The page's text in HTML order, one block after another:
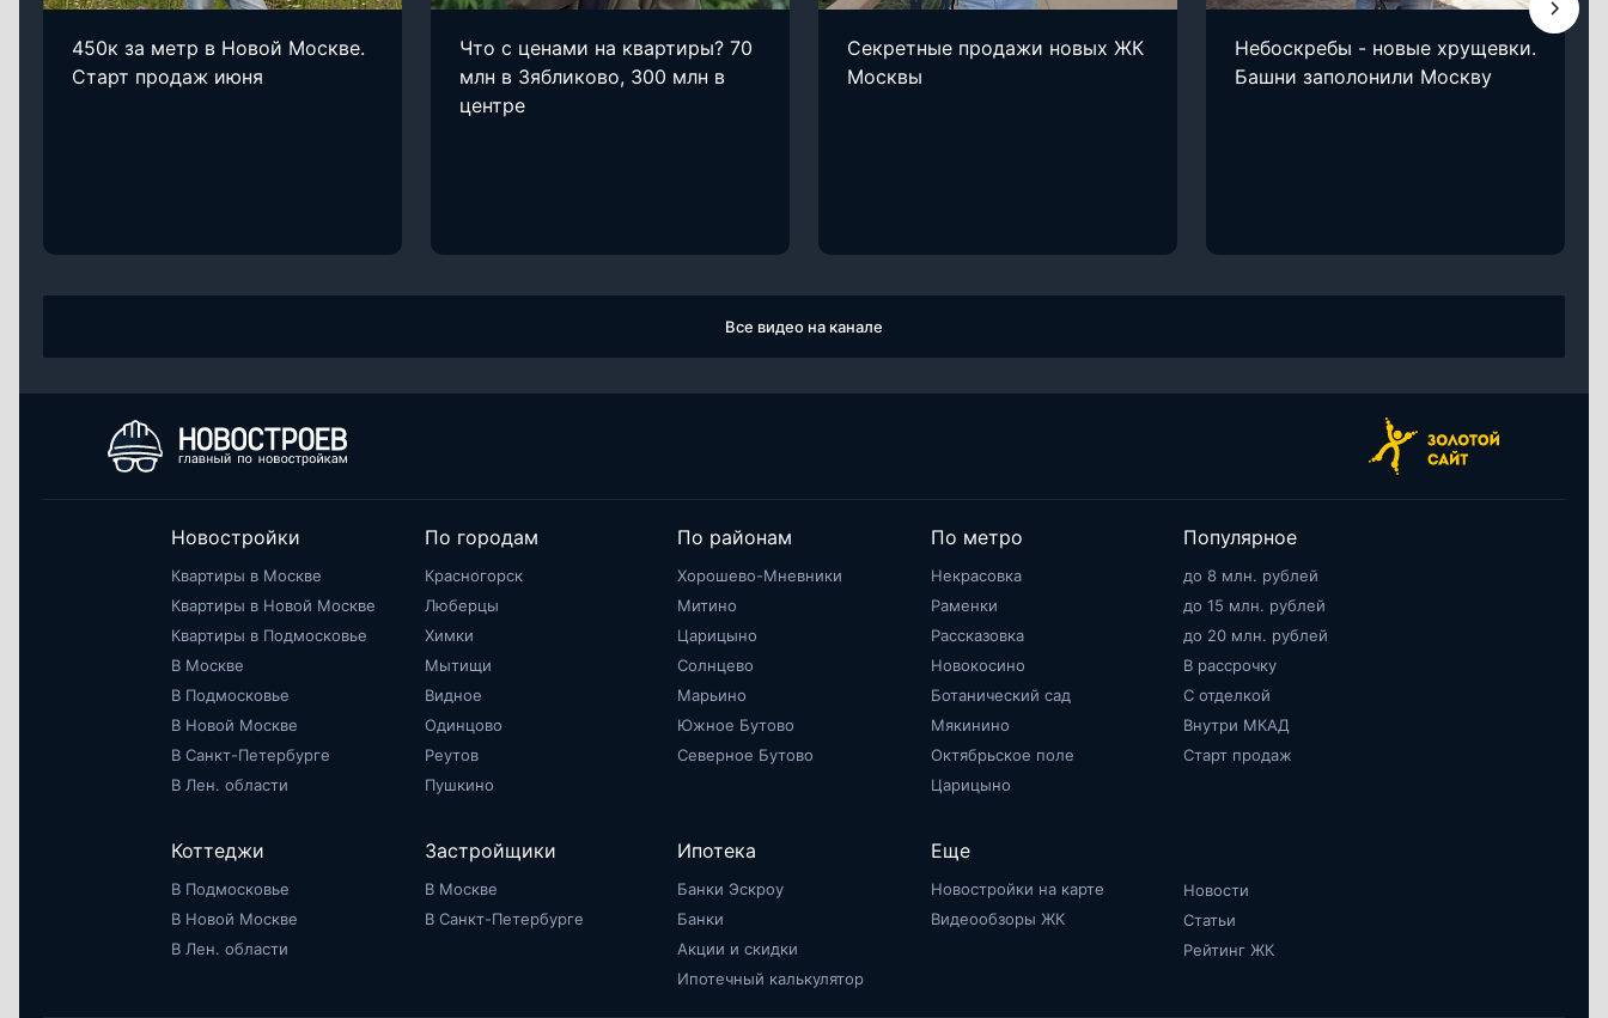
450к за метр в Новой Москве.
Старт продаж июня
Что с ценами на квартиры? 70
млн в Зябликово, 300 млн в
центре
Секретные продажи новых ЖК
Москвы
Небоскребы - новые хрущевки.
Башни заполонили Москву
Все видео на канале
Новостройки
Квартиры в Москве
Квартиры в Новой Москве
Квартиры в Подмосковье
В Москве
В Подмосковье
В Новой Москве
В Санкт-Петербурге
В Лен. области
По городам
Красногорск
Люберцы
Химки
Мытищи
Видное
Одинцово
Реутов
Пушкино
По районам
Хорошево-Мневники
Митино
Царицыно
Солнцево
Марьино
Южное Бутово
Северное Бутово
По метро
Некрасовка
Раменки
Рассказовка
Новокосино
Ботанический сад
Мякинино
Октябрьское поле
Царицыно
Популярное
до 8 млн. рублей
до 15 млн. рублей
до 20 млн. рублей
В рассрочку
С отделкой
Внутри МКАД
Старт продаж
Коттеджи
В Подмосковье
В Новой Москве
В Лен. области
Застройщики
В Москве
В Санкт-Петербурге
Ипотека
Банки Эскроу
Банки
Акции и скидки
Ипотечный калькулятор
Еще
Новостройки на карте
Видеообзоры ЖК
Новости
Статьи
Рейтинг ЖК